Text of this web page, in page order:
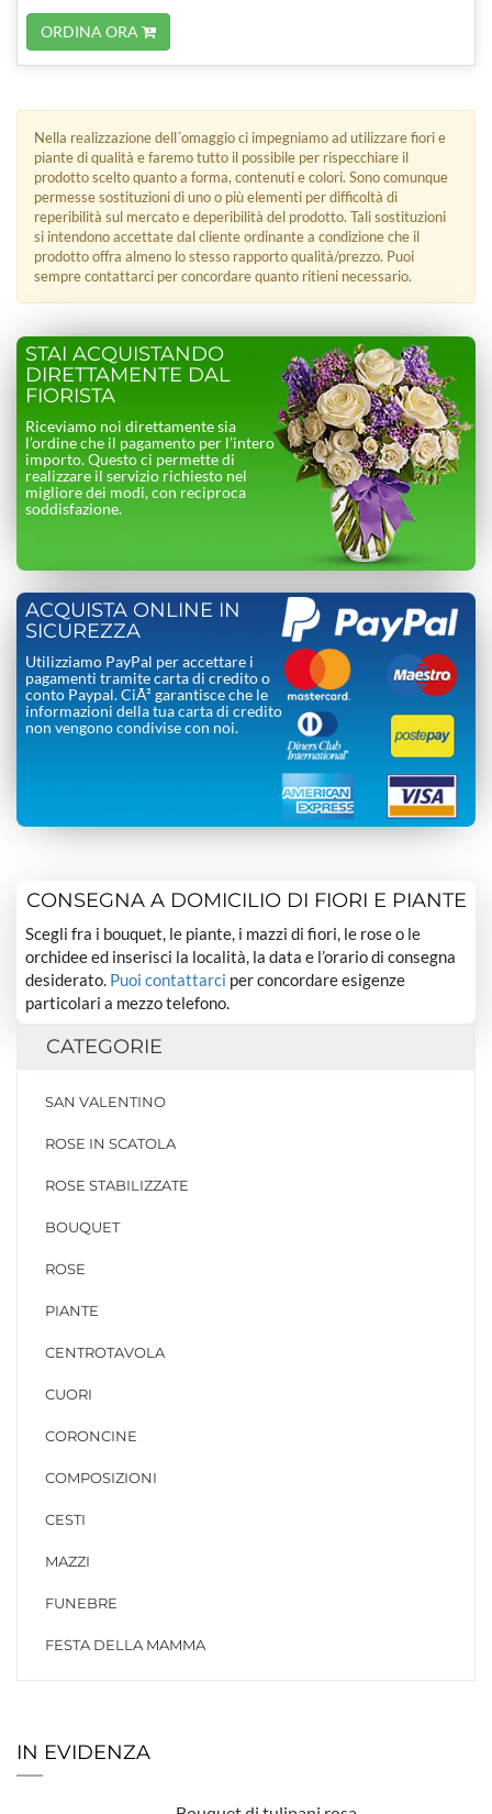
ORDINA ORA
Nella realizzazione dell´omaggio ci impegniamo ad utilizzare fiori e
piante di qualità e faremo tutto il possibile per rispecchiare il
prodotto scelto quanto a forma, contenuti e colori. Sono comunque
permesse sostituzioni di uno o più elementi per difficoltà di
reperibilità sul mercato e deperibilità del prodotto. Tali sostituzioni
si intendono accettate dal cliente ordinante a condizione che il
prodotto offra almeno lo stesso rapporto qualità/prezzo. Puoi
sempre contattarci per concordare quanto ritieni necessario.
STAI ACQUISTANDO
DIRETTAMENTE DAL
FIORISTA
Riceviamo noi direttamente sia
l’ordine che il pagamento per l’intero
importo. Questo ci permette di
realizzare il servizio richiesto nel
migliore dei modi, con reciproca
soddisfazione.
ACQUISTA ONLINE IN
SICUREZZA
Utilizziamo PayPal per accettare i
pagamenti tramite carta di credito o
conto Paypal. CiÃ² garantisce che le
informazioni della tua carta di credito
non vengono condivise con noi.
CONSEGNA A DOMICILIO DI FIORI E PIANTE
Scegli fra i bouquet, le piante, i mazzi di fiori, le rose o le
orchidee ed inserisci la località, la data e l’orario di consegna
desiderato. Puoi contattarci per concordare esigenze
particolari a mezzo telefono.
CATEGORIE
SAN VALENTINO
ROSE IN SCATOLA
ROSE STABILIZZATE
BOUQUET
ROSE
PIANTE
CENTROTAVOLA
CUORI
CORONCINE
COMPOSIZIONI
CESTI
MAZZI
FUNEBRE
FESTA DELLA MAMMA
IN EVIDENZA